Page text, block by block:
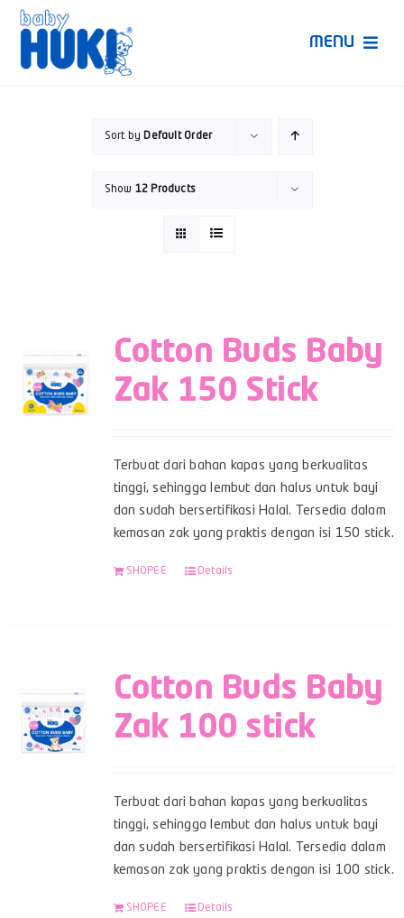
Skip
content
MENU
Sort by Default Order
Show 12 Products
Cotton Buds Baby
Zak 150 Stick
Terbuat dari bahan kapas yang berkualitas
tinggi, sehingga lembut dan halus untuk bayi
dan sudah bersertifikasi Halal. Tersedia dalam
kemasan zak yang praktis dengan isi 150 stick.
SHOPEE Details
Cotton Buds Baby
Zak 100 stick
Terbuat dari bahan kapas yang berkualitas
tinggi, sehingga lembut dan halus untuk bayi
dan sudah bersertifikasi Halal. Tersedia dalam
kemasan zak yang praktis dengan isi 100 stick.
SHOPEE Details